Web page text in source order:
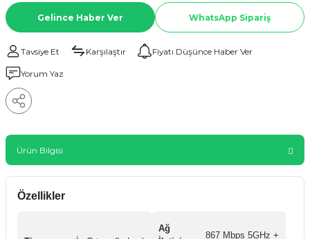
Gelince Haber Ver WhatsApp Sipariş
Tavsiye Et Karşılaştır Fiyatı Düşünce Haber Ver
Yorum Yaz
Ürün Bilgisi
Özellikler
Ağ
867 Mbps 5GHz +